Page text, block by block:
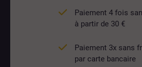
Paiement 4 fois
à partir de 30 €
Paiement 3x sans
par carte bancaire